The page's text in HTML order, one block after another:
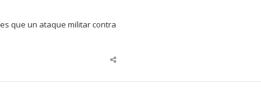
que un ataque militar contra
Share